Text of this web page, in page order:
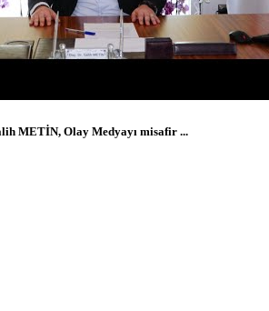
METİN, Olay Medyayı misafir ...